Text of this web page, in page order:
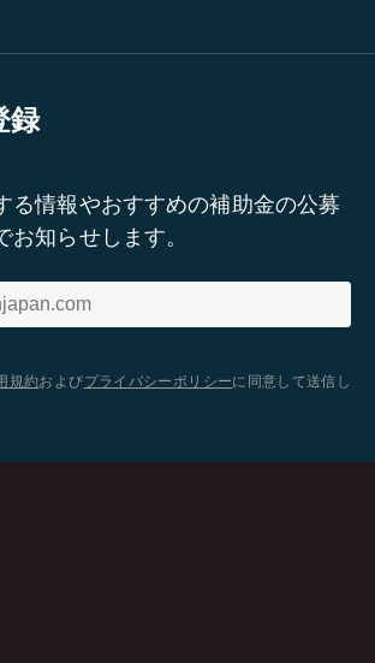
録
る情報やおすすめの補助金の公募
お知らせします。
規約およびプライバシーポリシーに同意して送信し